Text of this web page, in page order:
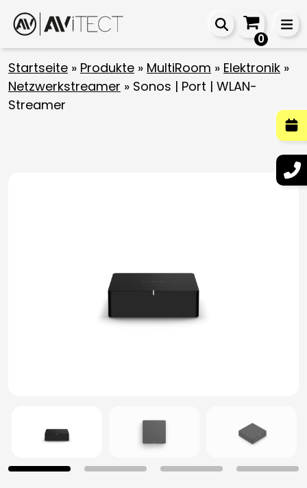
0
Startseite » Produkte » MultiRoom » Elektronik »
Netzwerkstreamer » Sonos | Port | WLAN-
Streamer